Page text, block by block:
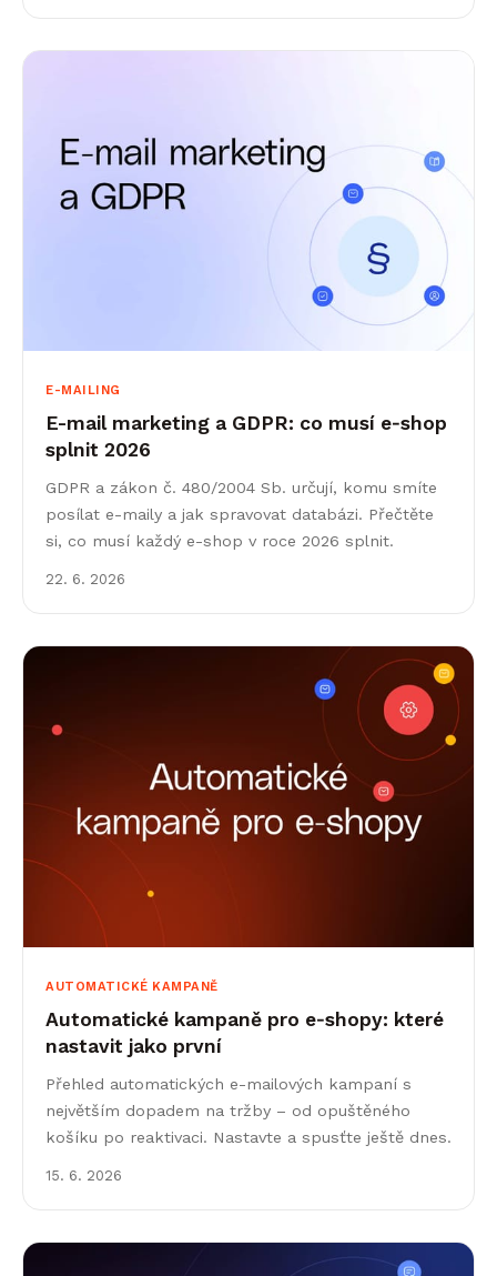
E-MAILING
E-mail marketing a GDPR: co musí e‑shop
splnit 2026
GDPR a zákon č. 480/2004 Sb. určují, komu smíte
posílat e-maily a jak spravovat databázi. Přečtěte
si, co musí každý e-shop v roce 2026 splnit.
22. 6. 2026
AUTOMATICKÉ KAMPANĚ
Automatické kampaně pro e‑shopy: které
nastavit jako první
Přehled automatických e-mailových kampaní s
největším dopadem na tržby – od opuštěného
košíku po reaktivaci. Nastavte a spusťte ještě dnes.
15. 6. 2026